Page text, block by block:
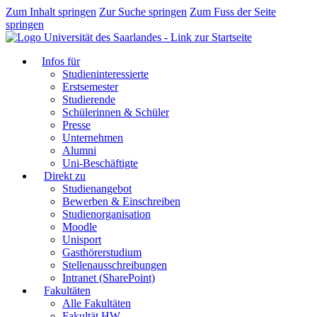
Zum Inhalt springen Zur Suche springen Zum Fuss der Seite
springen
Infos für
Studieninteressierte
Erstsemester
Studierende
Schülerinnen & Schüler
Presse
Unternehmen
Alumni
Uni-Beschäftigte
Direkt zu
Studienangebot
Bewerben & Einschreiben
Studienorganisation
Moodle
Unisport
Gasthörerstudium
Stellenausschreibungen
Intranet (SharePoint)
Fakultäten
Alle Fakultäten